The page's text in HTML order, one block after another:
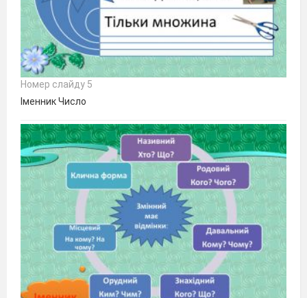
Номер слайду 5
Іменник Число